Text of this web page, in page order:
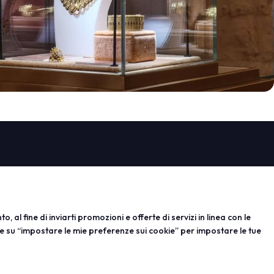
al fine di inviarti promozioni e offerte di servizi in linea con le
“impostare le mie preferenze sui cookie” per impostare le tue
Education